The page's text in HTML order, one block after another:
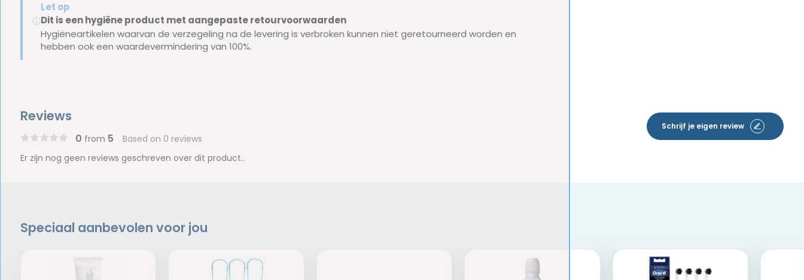
ⓘ
Let op
Dit is een hygiëne product met aangepaste retourvoorwaarden
Hygiëneartikelen waarvan de verzegeling na de levering is verbroken kunnen niet geretourneerd worden en
hebben ook een waardevermindering van 100%.
Reviews
0 from 5 Based on 0 reviews
Schrijf je eigen review
Er zijn nog geen reviews geschreven over dit product..
Speciaal aanbevolen voor jou